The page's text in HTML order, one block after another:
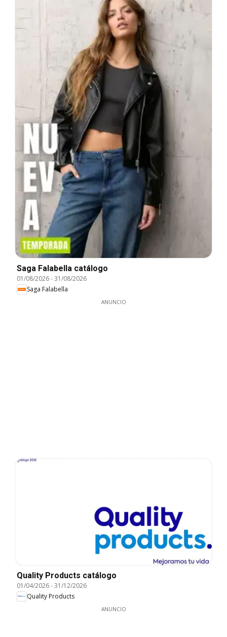
Saga Falabella catálogo
01/08/2026-31/08/2026
Saga Falabella
ANUNCIO
Quality Products catálogo
01/04/2026-31/12/2026
Quality Products
ANUNCIO